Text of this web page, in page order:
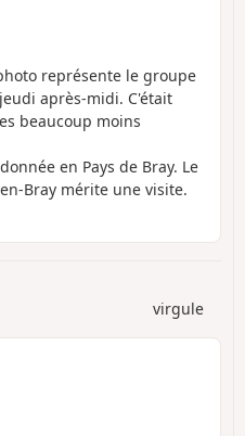
représente le groupe
après-midi. C'était
beaucoup moins
en Pays de Bray. Le
Bray mérite une visite.
virgule